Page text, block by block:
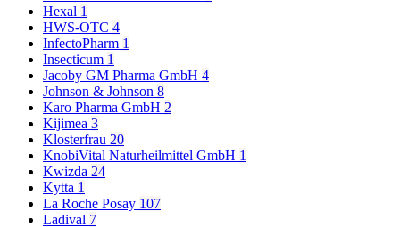
Hexal 1
HWS-OTC 4
InfectoPharm 1
Insecticum 1
Jacoby GM Pharma GmbH 4
Johnson & Johnson 8
Karo Pharma GmbH 2
Kijimea 3
Klosterfrau 20
KnobiVital Naturheilmittel GmbH 1
Kwizda 24
Kytta 1
La Roche Posay 107
Ladival 7